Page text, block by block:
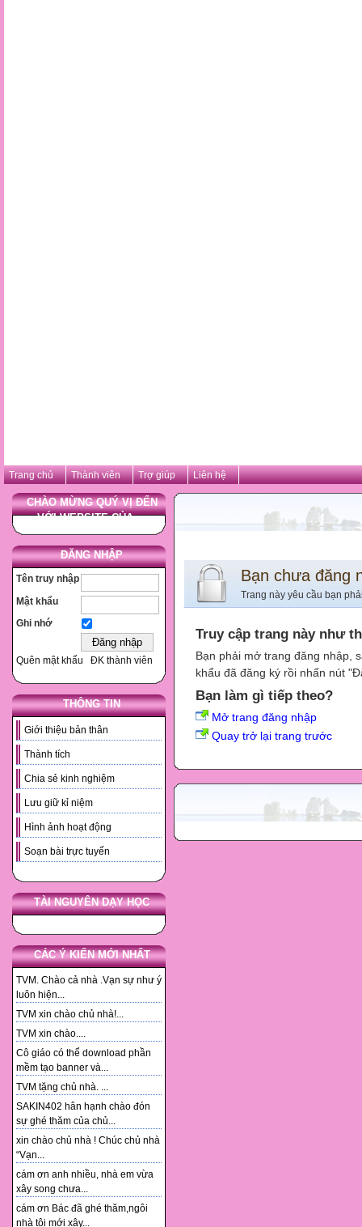
Trang chủ Thành viên Trợ giúp Liên hệ
CHÀO MỪNG QUÝ VỊ ĐẾN
VỚI WEBSITE CỦA ...
ĐĂNG NHẬP
Tên truy nhập
Mật khẩu
Ghi nhớ
Quên mật khẩu ĐK thành viên
THÔNG TIN
Giới thiệu bản thân
Thành tích
Chia sẻ kinh nghiệm
Lưu giữ kỉ niệm
Hình ảnh hoạt động
Soạn bài trực tuyến
TÀI NGUYÊN DẠY HỌC
CÁC Ý KIẾN MỚI NHẤT
TVM. Chào cả nhà .Vạn sự như ý
luôn hiện...
TVM xin chào chủ nhà!...
TVM xin chào....
Cô giáo có thể download phần
mềm tạo banner và...
TVM tặng chủ nhà. ...
SAKIN402 hân hạnh chào đón
sự ghé thăm của chủ...
xin chào chủ nhà ! Chúc chủ nhà
“Vạn...
cám ơn anh nhiều, nhà em vừa
xây song chưa...
cám ơn Bác đã ghé thăm,ngôi
nhà tôi mới xây...
Bạn chưa đăng
Trang này yêu cầu bạn
Truy cập trang này như
Bạn phải mở trang đăng nhập,
khẩu đã đăng ký rồi nhấn nút
Bạn làm gì tiếp theo?
Mở trang đăng nhập
Quay trở lại trang trước